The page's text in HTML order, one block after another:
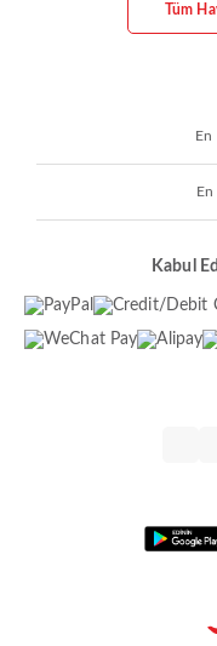
Tüm
En
Kabul